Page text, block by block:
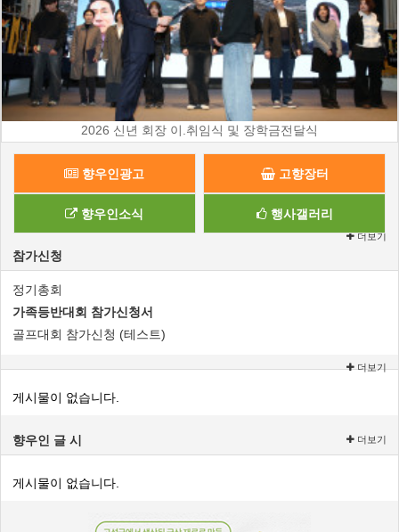
2026 신년 회장 이.취임식 및 장학금전달식
향우인광고 고향장터
향우인소식 행사갤러리
참가신청
정기총회
가족등반대회 참가신청서
골프대회 참가신청 (테스트)
더보기
게시물이 없습니다.
더보기
향우인 글 시
게시물이 없습니다.
더보기